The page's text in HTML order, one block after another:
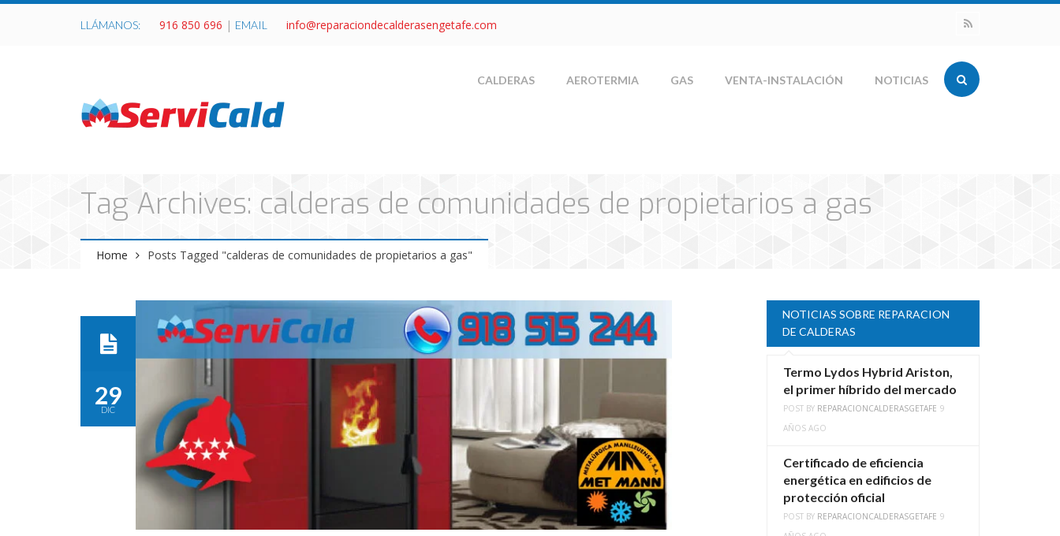
LLÁMANOS: 916 850 696 | EMAIL info@reparaciondecalderasengetafe.com
CALDERAS AEROTERMIA GAS VENTA-INSTALACIÓN NOTICIAS
Tag Archives: calderas de comunidades de propietarios a gas
Home Posts Tagged "calderas de comunidades de propietarios a gas"
29
DIC
NOTICIAS SOBRE REPARACION
DE CALDERAS
Termo Lydos Hybrid Ariston,
el primer híbrido del mercado
POST BY REPARACIONCALDERASGETAFE 9
AÑOS AGO
Certificado de eficiencia
energética en edificios de
protección oficial
POST BY REPARACIONCALDERASGETAFE 9